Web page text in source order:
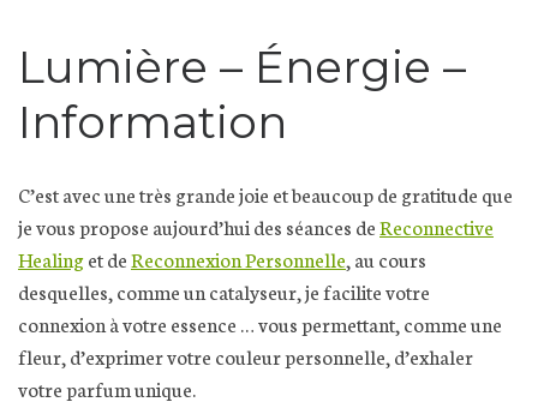
Lumière – Énergie –
Information
C’est avec une très grande joie et beaucoup de gratitude que
je vous propose aujourd’hui des séances deReconnective
Healinget deReconnexion Personnelle, au cours
desquelles, comme un catalyseur, je facilite votre
connexion à votre essence … vous permettant, comme une
fleur, d’exprimer votre couleur personnelle, d’exhaler
votre parfum unique.